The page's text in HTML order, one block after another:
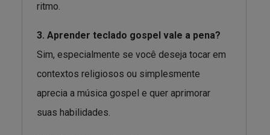
ritmo.
3. Aprender teclado gospel vale a pena?
Sim, especialmente se você deseja tocar em
contextos religiosos ou simplesmente
aprecia a música gospel e quer aprimorar
suas habilidades.